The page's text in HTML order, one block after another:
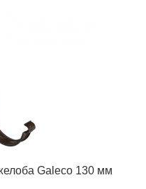
Galeco 130 мм